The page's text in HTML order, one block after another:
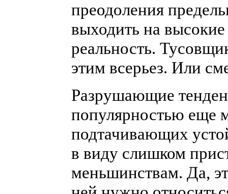
преодоления
выходить на
реальность.
этим всерьез. Или
Разрушающие
популярностью еще
подтачивающих
в виду слишком
меньшинствам. Да,